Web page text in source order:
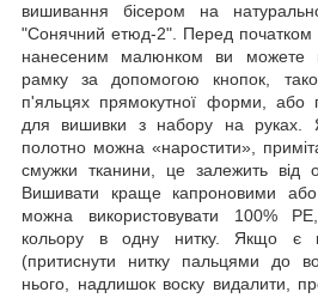
вишивання бісером на
"Сонячний етюд-2". Перед початком
нанесеним малюнком ви можете
рамку за допомогою кнопок,
п'яльцях прямокутної форми, або
для вишивки з набору на руках.
полотно можна «наростити»,
смужки тканини, це залежить від
Вишивати краще капроновими
можна використовувати 100%
кольору в одну нитку. Якщо є
(притиснути нитку пальцями до
нього, надлишок воску видалити,